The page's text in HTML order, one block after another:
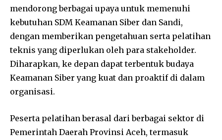
mendorong berbagai upaya untuk memenuhi
kebutuhan SDM Keamanan Siber dan Sandi,
dengan memberikan pengetahuan serta pelatihan
teknis yang diperlukan oleh para stakeholder.
Diharapkan, ke depan dapat terbentuk budaya
Keamanan Siber yang kuat dan proaktif di dalam
organisasi.
Peserta pelatihan berasal dari berbagai sektor di
Pemerintah Daerah Provinsi Aceh, termasuk